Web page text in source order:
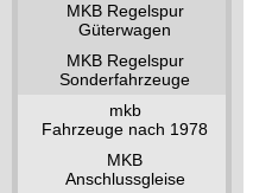
MKB Regelspur
Güterwagen
MKB Regelspur
Sonderfahrzeuge
mkb
Fahrzeuge nach 1978
MKB
Anschlussgleise